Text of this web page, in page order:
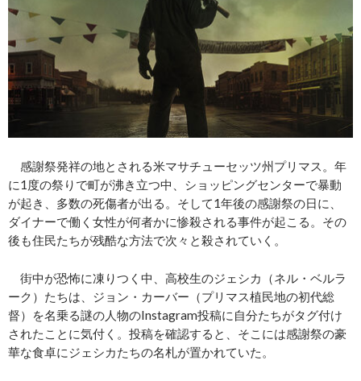
感謝祭発祥の地とされる米マサチューセッツ州プリマス。年
に1度の祭りで町が沸き立つ中、ショッピングセンターで暴動
が起き、多数の死傷者が出る。そして1年後の感謝祭の日に、
ダイナーで働く女性が何者かに惨殺される事件が起こる。その
後も住民たちが残酷な方法で次々と殺されていく。
街中が恐怖に凍りつく中、高校生のジェシカ（ネル・ベルラ
ーク）たちは、ジョン・カーバー（プリマス植民地の初代総
督）を名乗る謎の人物のInstagram投稿に自分たちがタグ付け
されたことに気付く。投稿を確認すると、そこには感謝祭の豪
華な食卓にジェシカたちの名札が置かれていた。